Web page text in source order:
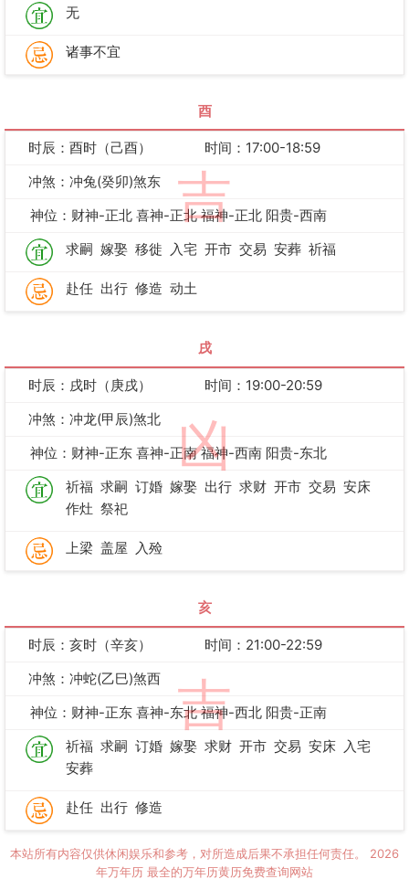
无
诸事不宜
酉
吉
时辰：酉时（己酉）
时间：17:00-18:59
冲煞：冲兔(癸卯)煞东
神位：财神-正北 喜神-正北 福神-正北 阳贵-西南
求嗣 嫁娶 移徙 入宅 开市 交易 安葬 祈福
赴任 出行 修造 动土
戌
凶
时辰：戌时（庚戌）
时间：19:00-20:59
冲煞：冲龙(甲辰)煞北
神位：财神-正东 喜神-正南 福神-西南 阳贵-东北
祈福 求嗣 订婚 嫁娶 出行 求财 开市 交易 安床
作灶 祭祀
上梁 盖屋 入殓
亥
吉
时辰：亥时（辛亥）
时间：21:00-22:59
冲煞：冲蛇(乙巳)煞西
神位：财神-正东 喜神-东北 福神-西北 阳贵-正南
祈福 求嗣 订婚 嫁娶 求财 开市 交易 安床 入宅
安葬
赴任 出行 修造
本站所有内容仅供休闲娱乐和参考，对所造成后果不承担任何责任。 2026
年万年历 最全的万年历黄历免费查询网站